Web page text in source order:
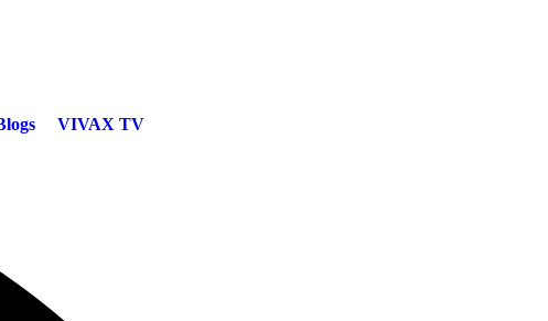
VIVAX TV